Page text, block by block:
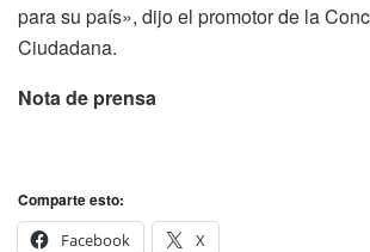
para su país», dijo el promotor de la
Ciudadana.
Nota de prensa
Comparte esto:
Facebook
X